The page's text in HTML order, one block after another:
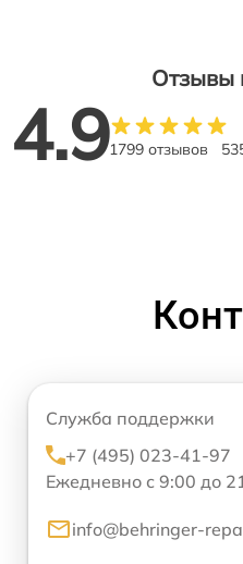
Отзывы
4.91799 отзывов
Служба поддержки
+7 (495) 023-41-97
Ежедневно с 9:00 до
info@behringer-